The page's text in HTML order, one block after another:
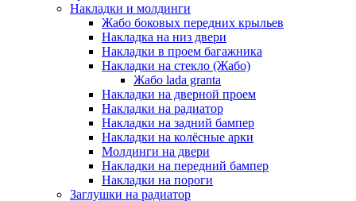
Накладки и молдинги
Жабо боковых передних крыльев
Накладка на низ двери
Накладки в проем багажника
Накладки на стекло (Жабо)
Жабо lada granta
Накладки на дверной проем
Накладки на радиатор
Накладки на задний бампер
Накладки на колёсные арки
Молдинги на двери
Накладки на передний бампер
Накладки на пороги
Заглушки на радиатор